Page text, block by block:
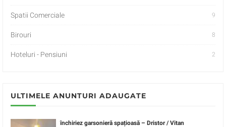
Spatii Comerciale 9
Birouri 8
Hoteluri - Pensiuni 2
ULTIMELE ANUNTURI ADAUGATE
închiriez garsonieră spațioasă – Dristor / Vitan